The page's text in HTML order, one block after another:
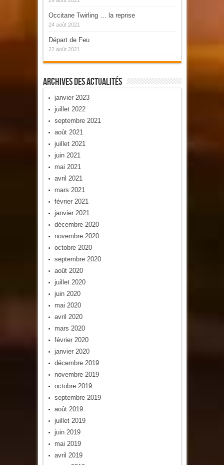
Occitane Twirling … la reprise
24 août 2021
Départ de Feu
22 août 2021
Archives Des Actualités
janvier 2023
juillet 2022
septembre 2021
août 2021
juillet 2021
juin 2021
mai 2021
avril 2021
mars 2021
février 2021
janvier 2021
décembre 2020
novembre 2020
octobre 2020
septembre 2020
août 2020
juillet 2020
juin 2020
mai 2020
avril 2020
mars 2020
février 2020
janvier 2020
décembre 2019
novembre 2019
octobre 2019
septembre 2019
août 2019
juillet 2019
juin 2019
mai 2019
avril 2019